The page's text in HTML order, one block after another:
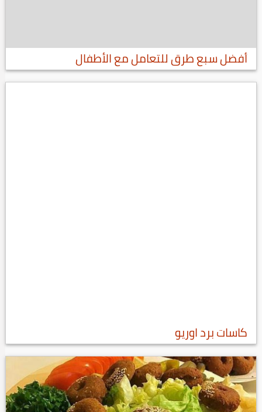
أفضل سبع طرق للتعامل مع الأطفال
كاسات برد اوريو